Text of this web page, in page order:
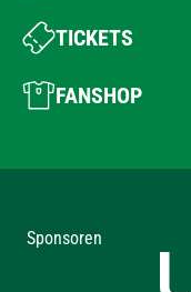
TICKETS
FANSHOP
Sponsoren